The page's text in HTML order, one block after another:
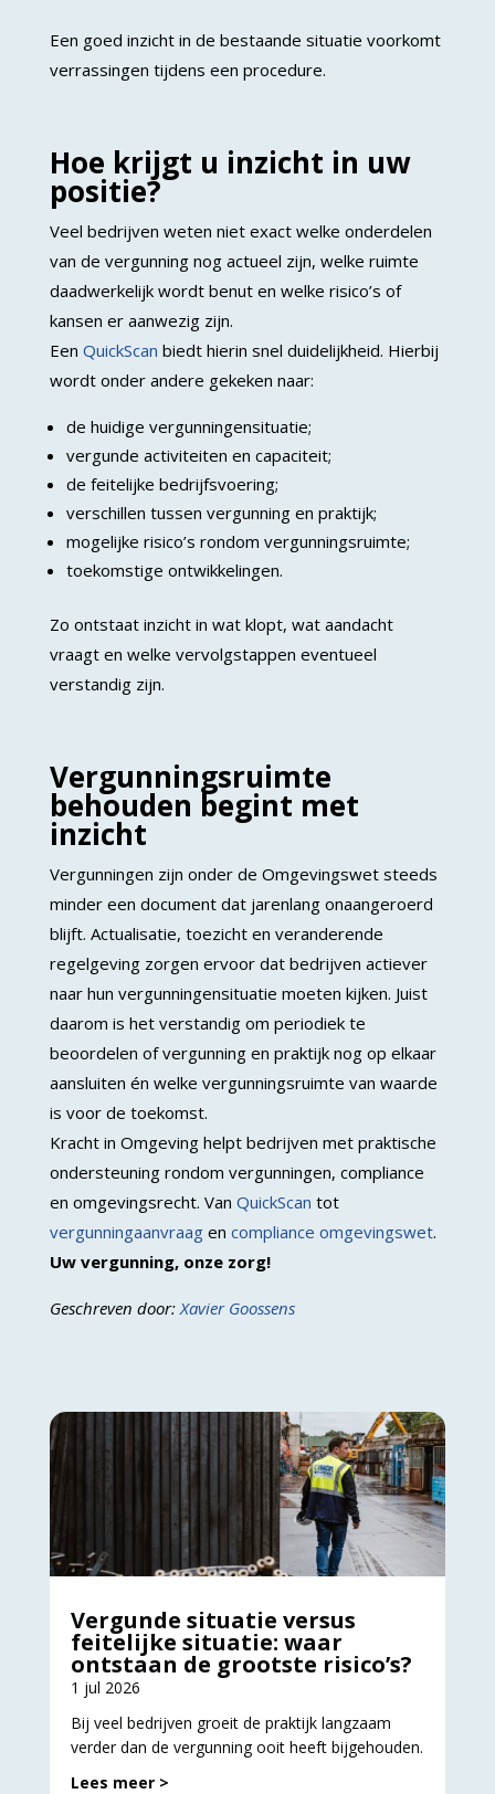
Een goed inzicht in de bestaande situatie voorkomt
verrassingen tijdens een procedure.
Hoe krijgt u inzicht in uw
positie?
Veel bedrijven weten niet exact welke onderdelen
van de vergunning nog actueel zijn, welke ruimte
daadwerkelijk wordt benut en welke risico’s of
kansen er aanwezig zijn.
Een QuickScan biedt hierin snel duidelijkheid. Hierbij
wordt onder andere gekeken naar:
de huidige vergunningensituatie;
vergunde activiteiten en capaciteit;
de feitelijke bedrijfsvoering;
verschillen tussen vergunning en praktijk;
mogelijke risico’s rondom vergunningsruimte;
toekomstige ontwikkelingen.
Zo ontstaat inzicht in wat klopt, wat aandacht
vraagt en welke vervolgstappen eventueel
verstandig zijn.
Vergunningsruimte
behouden begint met
inzicht
Vergunningen zijn onder de Omgevingswet steeds
minder een document dat jarenlang onaangeroerd
blijft. Actualisatie, toezicht en veranderende
regelgeving zorgen ervoor dat bedrijven actiever
naar hun vergunningensituatie moeten kijken. Juist
daarom is het verstandig om periodiek te
beoordelen of vergunning en praktijk nog op elkaar
aansluiten én welke vergunningsruimte van waarde
is voor de toekomst.
Kracht in Omgeving helpt bedrijven met praktische
ondersteuning rondom vergunningen, compliance
en omgevingsrecht. Van QuickScan tot
vergunningaanvraagen compliance omgevingswet.
Uw vergunning, onze zorg!
Geschreven door: Xavier Goossens
Vergunde situatie versus
feitelijke situatie: waar
ontstaan de grootste risico’s?
1 jul 2026
Bij veel bedrijven groeit de praktijk langzaam
verder dan de vergunning ooit heeft bijgehouden.
Lees meer >